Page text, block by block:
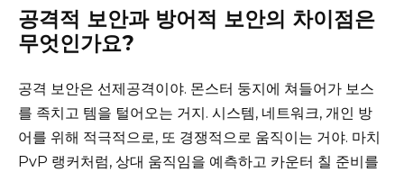
공격적 보안과 방어적 보안의 차이점은
무엇인가요?
공격 보안은 선제공격이야. 몬스터 둥지에 쳐들어가 보스
를 족치고 템을 털어오는 거지. 시스템, 네트워크, 개인 방
어를 위해 적극적으로, 또 경쟁적으로 움직이는 거야. 마치
PvP 랭커처럼, 상대 움직임을 예측하고 카운터 칠 준비를